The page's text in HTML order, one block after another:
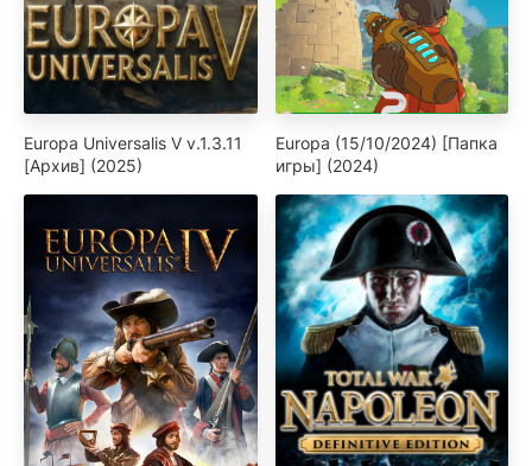
Europa Universalis V v.1.3.11
[Архив] (2025)
Europa (15/10/2024) [Папка
игры] (2024)